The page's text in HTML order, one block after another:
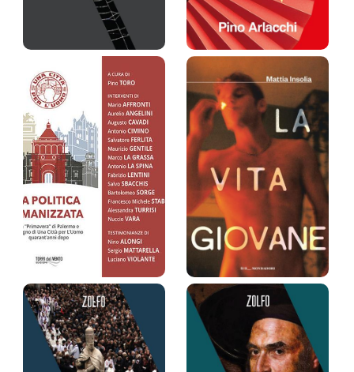
L'ostaggio.
Renato Corte…
Enrico Bellavia
Prezzo:17 €
La Cina spiegata
all'Occ…
Pino Arlacchi
Prezzo: 20 €
La politica
umanizzata
Pino Toro
Prezzo:24 €
La vita giovane
Mattia Insolia
Prezzo:
20 €